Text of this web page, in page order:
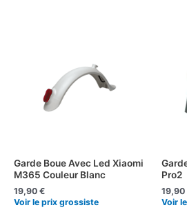
Garde Boue Avec Led Xiaomi
M365 Couleur Blanc
19,90 €
Voir le prix grossiste
Pro2
19,90
Voir